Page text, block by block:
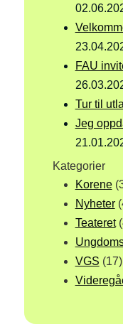
FAU
Tur til
Jeg
Kategorier
Korene
Nyheter
Teateret
VGS (17)